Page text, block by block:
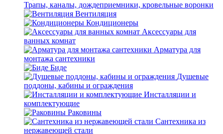
Трапы, каналы, дождеприемники, кровельные воронки
Вентиляция
Кондиционеры
Аксессуары для
ванных комнат
Арматура для
монтажа сантехники
Биде
Душевые
поддоны, кабины и ограждения
Инсталляции и
комплектующие
Раковины
Сантехника из
нержавеющей стали